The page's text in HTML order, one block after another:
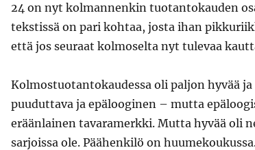
24 on nyt kolmannenkin tuotantokauden
tekstissä on pari kohtaa, josta ihan
että jos seuraat kolmoselta nyt tulevaa
Kolmostuotantokaudessa oli paljon hyvää
puuduttava ja epälooginen – mutta
eräänlainen tavaramerkki. Mutta hyvää oli
sarjoissa ole. Päähenkilö on